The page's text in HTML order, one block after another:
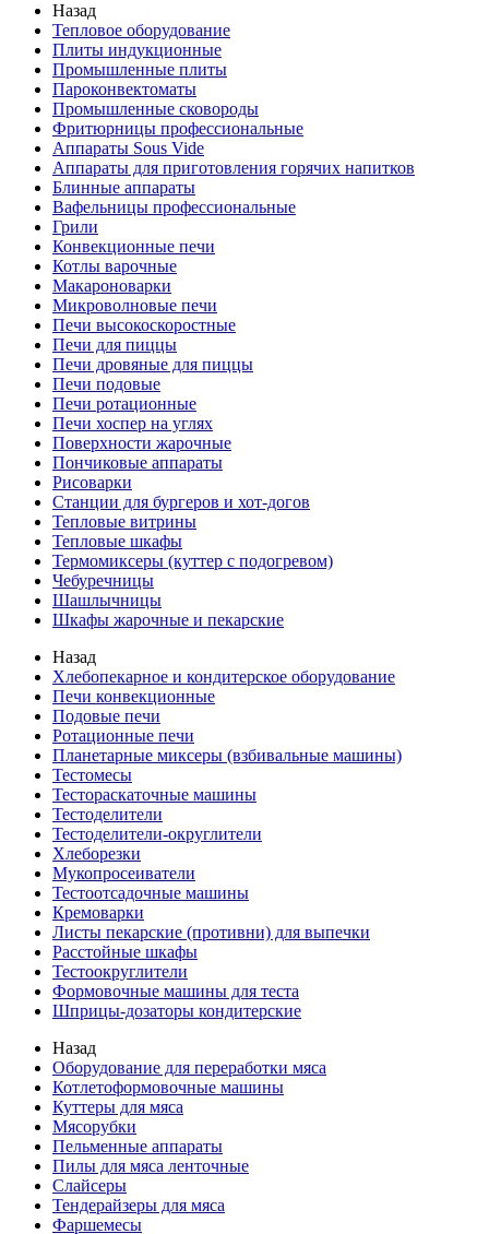
Назад
Тепловое оборудование
Плиты индукционные
Промышленные плиты
Пароконвектоматы
Промышленные сковороды
Фритюрницы профессиональные
Аппараты Sous Vide
Аппараты для приготовления горячих напитков
Блинные аппараты
Вафельницы профессиональные
Грили
Конвекционные печи
Котлы варочные
Макароноварки
Микроволновые печи
Печи высокоскоростные
Печи для пиццы
Печи дровяные для пиццы
Печи подовые
Печи ротационные
Печи хоспер на углях
Поверхности жарочные
Пончиковые аппараты
Рисоварки
Станции для бургеров и хот-догов
Тепловые витрины
Тепловые шкафы
Термомиксеры (куттер с подогревом)
Чебуречницы
Шашлычницы
Шкафы жарочные и пекарские
Назад
Хлебопекарное и кондитерское оборудование
Печи конвекционные
Подовые печи
Ротационные печи
Планетарные миксеры (взбивальные машины)
Тестомесы
Тестораскаточные машины
Тестоделители
Тестоделители-округлители
Хлеборезки
Мукопросеиватели
Тестоотсадочные машины
Кремоварки
Листы пекарские (противни) для выпечки
Расстойные шкафы
Тестоокруглители
Формовочные машины для теста
Шприцы-дозаторы кондитерские
Назад
Оборудование для переработки мяса
Котлетоформовочные машины
Куттеры для мяса
Мясорубки
Пельменные аппараты
Пилы для мяса ленточные
Слайсеры
Тендерайзеры для мяса
Фаршемесы